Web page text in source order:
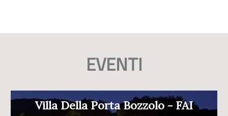
EVENTI
Villa Della Porta Bozzolo - FAI